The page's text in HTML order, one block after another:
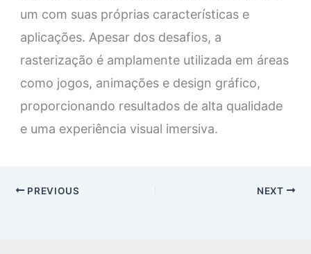
um com suas próprias características e
aplicações. Apesar dos desafios, a
rasterização é amplamente utilizada em áreas
como jogos, animações e design gráfico,
proporcionando resultados de alta qualidade
e uma experiência visual imersiva.
PREVIOUS NEXT